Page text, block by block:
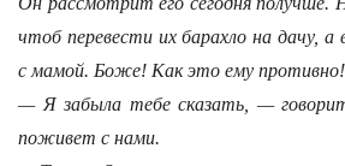
чтоб перевести их барахло на дачу,
с мамой. Боже! Как это ему противно!
— Я забыла тебе сказать, —
поживет с нами.